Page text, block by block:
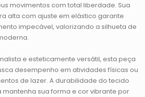
movimentos com total liberdade. Sua
alta com ajuste em elástico garante
impecável, valorizando a silhueta de
e esteticamente versátil, esta peça
desempenho em atividades físicas ou
de lazer. A durabilidade do tecido
sua forma e cor vibrante por